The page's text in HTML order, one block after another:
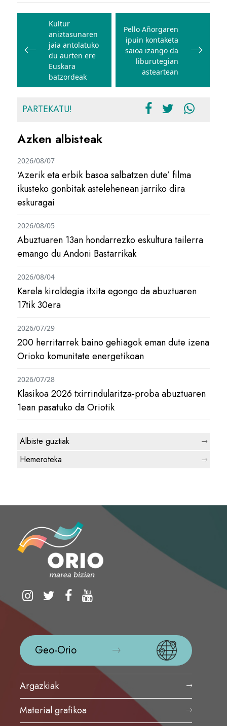
Bidalketetan
zehar
nabigatu
Kultur
aniztasunaren
jaia antolatuko
du aurten ere
Euskara
batzordeak
Pello Añorgaren
ipuin kontaketa
saioa izango da
liburutegian
asteartean
PARTEKATU!
Azken albisteak
‘Azerik eta erbik basoa salbatzen dute’ filma
ikusteko gonbitak astelehenean jarriko dira
eskuragai
2026/08/07
Abuztuaren 13an hondarrezko eskultura tailerra
emango du Andoni Bastarrikak
2026/08/05
Karela kiroldegia itxita egongo da abuztuaren
17tik 30era
2026/08/04
200 herritarrek baino gehiagok eman dute izena
Orioko komunitate energetikoan
2026/07/29
Klasikoa 2026 txirrindularitza-proba abuztuaren
1ean pasatuko da Oriotik
2026/07/28
Albiste guztiak
Hemeroteka
Geo-Orio
Argazkiak
Material grafikoa